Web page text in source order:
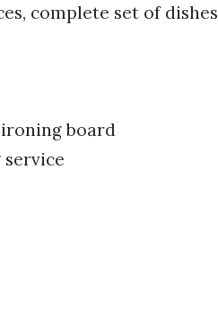
complete set of dishes
board
service